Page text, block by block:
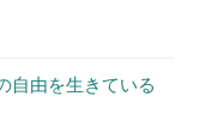
自由を生きている